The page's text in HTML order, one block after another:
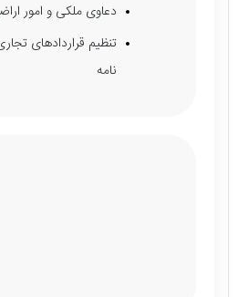
دعاوی ملکی و امور
تنظیم قراردادهای
نامه